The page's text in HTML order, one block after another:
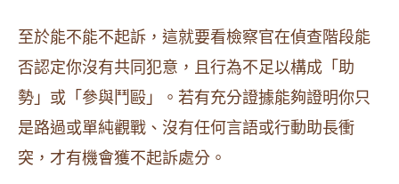
至於能不能不起訴，這就要看檢察官在偵查階段能
否認定你沒有共同犯意，且行為不足以構成「助
勢」或「參與鬥毆」。若有充分證據能夠證明你只
是路過或單純觀戰、沒有任何言語或行動助長衝
突，才有機會獲不起訴處分。